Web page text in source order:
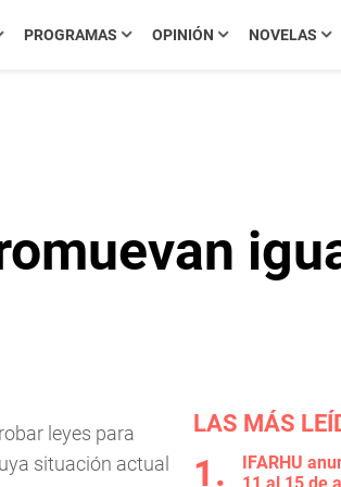
PROGRAMAS OPINIÓN NOVELAS
leyes para
situación actual
LAS MÁS
IFARHU